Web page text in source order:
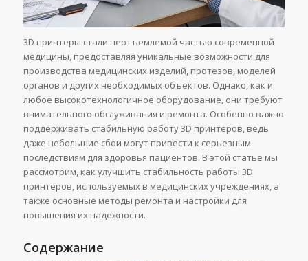
3D принтеры стали неотъемлемой частью современной
медицины, предоставляя уникальные возможности для
производства медицинских изделий, протезов, моделей
органов и других необходимых объектов. Однако, как и
любое высокотехнологичное оборудование, они требуют
внимательного обслуживания и ремонта. Особенно важно
поддерживать стабильную работу 3D принтеров, ведь
даже небольшие сбои могут привести к серьезным
последствиям для здоровья пациентов. В этой статье мы
рассмотрим, как улучшить стабильность работы 3D
принтеров, используемых в медицинских учреждениях, а
также основные методы ремонта и настройки для
повышения их надежности.
Содержание